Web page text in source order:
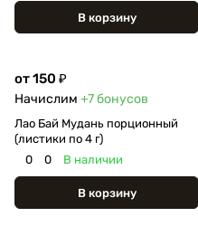
В корзину
от 150 ₽
Начислим +7бонусов
Лао Бай Мудань порционный
(листики по 4 г)
0
0 В наличии
В корзину